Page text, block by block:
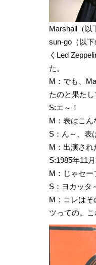
Marshall（以
sun-go（以
くLed
た。
M：でも、
たのと果た
S:エ～！
M：表はこん
S：ん～、表
M：出演され
S:1985年11
M：じゃセー
S：ヨカッタ
M：コレはそ
ツっての。